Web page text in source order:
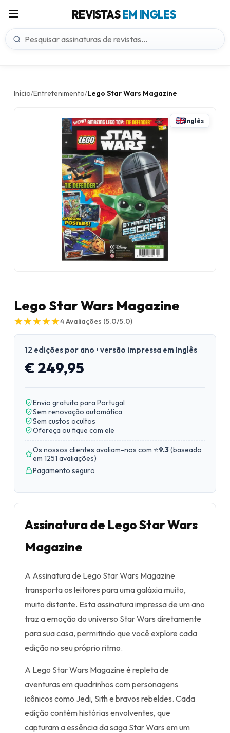
REVISTASEM INGLES
Início/Entretenimento/Lego Star Wars Magazine
Inglês
Lego Star Wars Magazine
★
★★
★★
★★
★★
★4Avaliações (5.0/5.0)
12 edições por ano • versão impressa em Inglês
€ 249,95
Envio gratuito para Portugal
Sem renovação automática
Sem custos ocultos
Ofereça ou fique com ele
Os nossos clientes avaliam-nos com ⭐9.3(baseado
em 1251 avaliações)
Pagamento seguro
Assinatura de Lego Star Wars
Magazine
A Assinatura de Lego Star Wars Magazine
transporta os leitores para uma galáxia muito,
muito distante. Esta assinatura impressa de um ano
traz a emoção do universo Star Wars diretamente
para sua casa, permitindo que você explore cada
edição no seu próprio ritmo.
A Lego Star Wars Magazine é repleta de
aventuras em quadrinhos com personagens
icônicos como Jedi, Sith e bravos rebeldes. Cada
edição contém histórias envolventes, que
capturam a essência da saga Star Wars em um